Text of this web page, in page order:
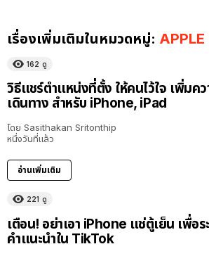
เรื่องเพิ่มเติมในหมวดหมู่: APPLE
162 ดู
วิธีแชร์ตำแหน่งที่ตั้ง ให้คนไว้ใจ เพิ่มค
เดินทาง สำหรับ iPhone, iPad
โดย Sasithakan Sritonthip
หนึ่งวันที่แล้ว
อ่านเพิ่มเติม
221 ดู
เตือน! อย่าเอา iPhone แช่ตู้เย็น เพื่อ
คำแนะนำใน TikTok